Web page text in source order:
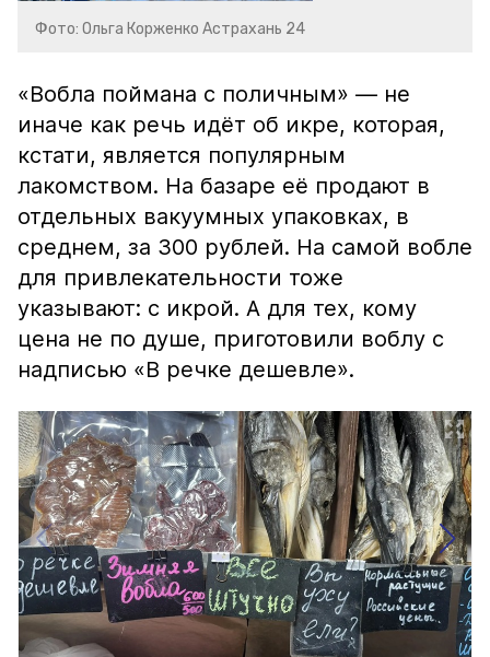
Фото: Ольга Корженко Астрахань 24
«Вобла поймана с поличным» — не
иначе как речь идёт об икре, которая,
кстати, является популярным
лакомством. На базаре её продают в
отдельных вакуумных упаковках, в
среднем, за 300 рублей. На самой вобле
для привлекательности тоже
указывают: с икрой. А для тех, кому
цена не по душе, приготовили воблу с
надписью «В речке дешевле».